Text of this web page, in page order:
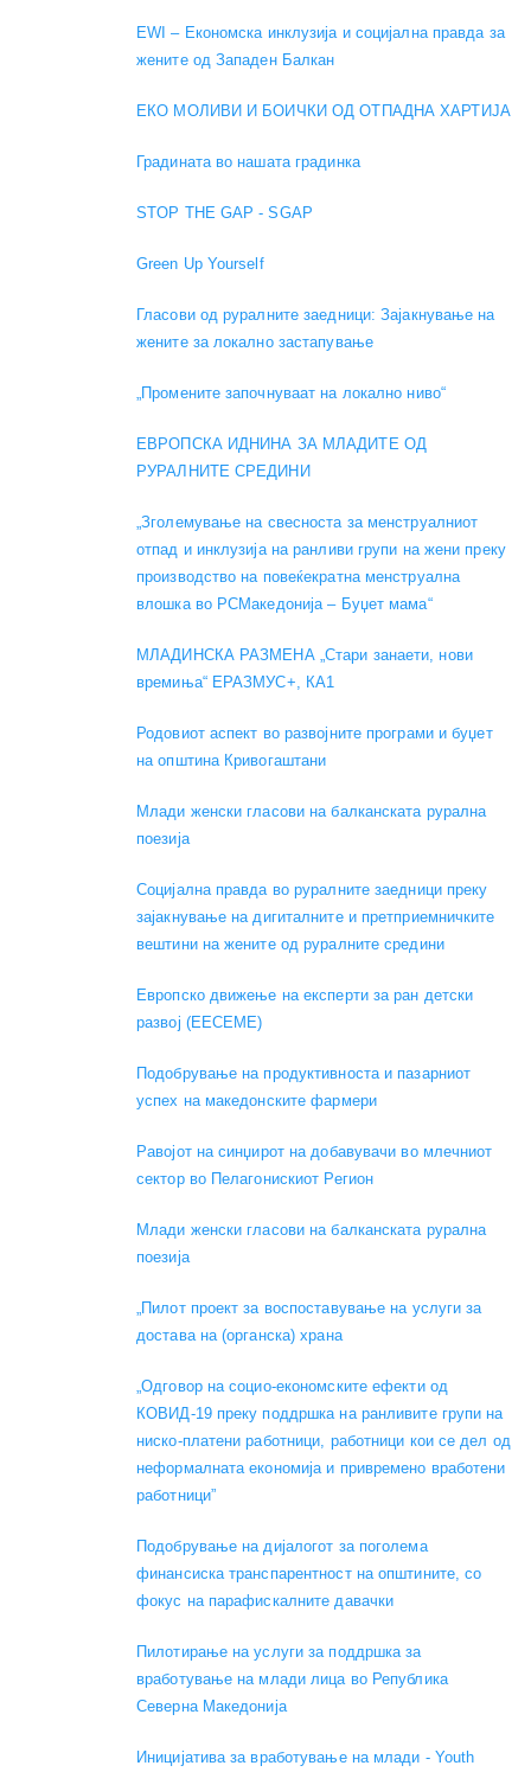
EWI – Економска инклузија и социјална правда за
жените од Западен Балкан
ЕКО МОЛИВИ И БОИЧКИ ОД ОТПАДНА ХАРТИЈА
Градината во нашата градинка
STOP THE GAP - SGAP
Green Up Yourself
Гласови од руралните заедници: Зајакнување на
жените за локално застапување
„Промените започнуваат на локално ниво“
ЕВРОПСКА ИДНИНА ЗА МЛАДИТЕ ОД
РУРАЛНИТЕ СРЕДИНИ
„Зголемување на свесноста за менструалниот
отпад и инклузија на ранливи групи на жени преку
производство на повеќекратна менструална
влошка во РСМакедонија – Буџет мама“
МЛАДИНСКА РАЗМЕНА „Стари занаети, нови
времиња“ ЕРАЗМУС+, КА1
Родовиот аспект во развојните програми и буџет
на општина Кривогаштани
Mлади женски гласови на балканската рурална
поезија
Социјална правда во руралните заедници преку
зајакнување на дигиталните и претприемничките
вештини на жените од руралните средини
Европско движење на експерти за ран детски
развој (EECEME)
Подобрување на продуктивноста и пазарниот
успех на македонските фармери
Равојот на синџирот на добавувачи во млечниот
сектор во Пелагонискиот Регион
Mлади женски гласови на балканската рурална
поезија
„Пилот проект за воспоставување на услуги за
достава на (органска) храна
„Одговор на социо-економските ефекти од
КОВИД-19 преку поддршка на ранливите групи на
ниско-платени работници, работници кои се дел од
неформалната економија и привремено вработени
работници”
Подобрување на дијалогот за поголема
финансиска транспарентност на општините, со
фокус на парафискалните давачки
Пилотирање на услуги за поддршка за
вработување на млади лица во Република
Северна Македонија
Иницијатива за вработување на млади - Youth